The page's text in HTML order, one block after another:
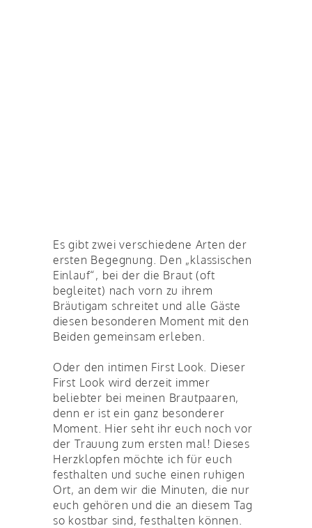
Es gibt zwei verschiedene Arten der
ersten Begegnung. Den „klassischen
Einlauf“, bei der die Braut (oft
begleitet) nach vorn zu ihrem
Bräutigam schreitet und alle Gäste
diesen besonderen Moment mit den
Beiden gemeinsam erleben.
Oder den intimen First Look. Dieser
First Look wird derzeit immer
beliebter bei meinen Brautpaaren,
denn er ist ein ganz besonderer
Moment. Hier seht ihr euch noch vor
der Trauung zum ersten mal! Dieses
Herzklopfen möchte ich für euch
festhalten und suche einen ruhigen
Ort, an dem wir die Minuten, die nur
euch gehören und die an diesem Tag
so kostbar sind, festhalten können.